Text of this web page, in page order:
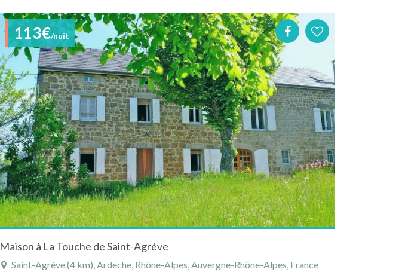
113€/nuit
Maison à La Touche de Saint-Agrève
Saint-Agrève (4 km), Ardèche, Rhône-Alpes, Auvergne-Rhône-Alpes, France